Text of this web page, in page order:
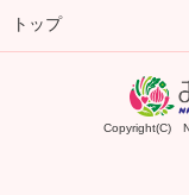
トップ
Copyright(C)